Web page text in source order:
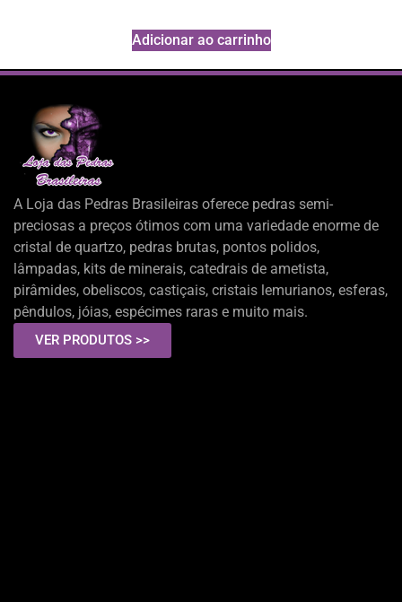
Adicionar ao carrinho
A Loja das Pedras Brasileiras oferece pedras semi-
preciosas a preços ótimos com uma variedade enorme de
cristal de quartzo, pedras brutas, pontos polidos,
lâmpadas, kits de minerais, catedrais de ametista,
pirâmides, obeliscos, castiçais, cristais lemurianos, esferas,
pêndulos, jóias, espécimes raras e muito mais.
VER PRODUTOS >>